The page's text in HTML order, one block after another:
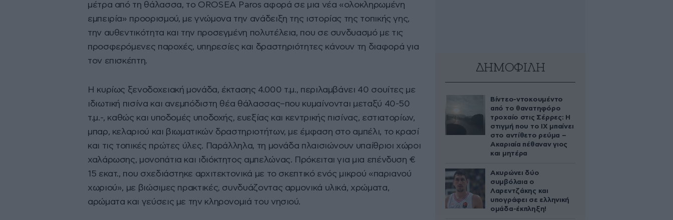
μέτρα από τη θάλασσα, το OROSEA Paros αφορά σε μια νέα «ολοκληρωμένη
εμπειρία» προορισμού, με γνώμονα την ανάδειξη της ιστορίας της τοπικής γης,
την αυθεντικότητα και την προσεγμένη πολυτέλεια, που σε συνδυασμό με τις
προσφερόμενες παροχές, υπηρεσίες και δραστηριότητες κάνουν τη διαφορά για
τον επισκέπτη.
Η κυρίως ξενοδοχειακή μονάδα, έκτασης 4.000 τ.μ., περιλαμβάνει 40 σουίτες με
ιδιωτική πισίνα και ανεμπόδιστη θέα θάλασσας–που κυμαίνονται μεταξύ 40-50
τ.μ.-, καθώς και υποδομές υποδοχής, ευεξίας και κεντρικής πισίνας, εστιατορίων,
μπαρ, κελαριού και βιωματικών δραστηριοτήτων, με έμφαση στο αμπέλι, το κρασί
και τις τοπικές πρώτες ύλες. Παράλληλα, τη μονάδα πλαισιώνουν υπαίθριοι χώροι
χαλάρωσης, μονοπάτια και ιδιόκτητος αμπελώνας. Πρόκειται για μια επένδυση €
15 εκατ., που σχεδιάστηκε αρχιτεκτονικά με το σκεπτικό ενός μικρού «παριανού
χωριού», με βιώσιμες πρακτικές, συνδυάζοντας αρμονικά υλικά, χρώματα,
αρώματα και γεύσεις με την κληρονομιά του νησιού.
ΔΗΜΟΦΙΛΗ
Βίντεο-ντοκουμέντο
από το θανατηφόρο
τροχαίο στις Σέρρες: Η
στιγμή που το ΙΧ μπαίνει
στο αντίθετο ρεύμα –
Ακαριαία πέθαναν γιος
και μητέρα
Ακυρώνει δύο
συμβόλαια ο
Λαρεντζάκης και
υπογράφει σε ελληνική
ομάδα-έκπληξη!